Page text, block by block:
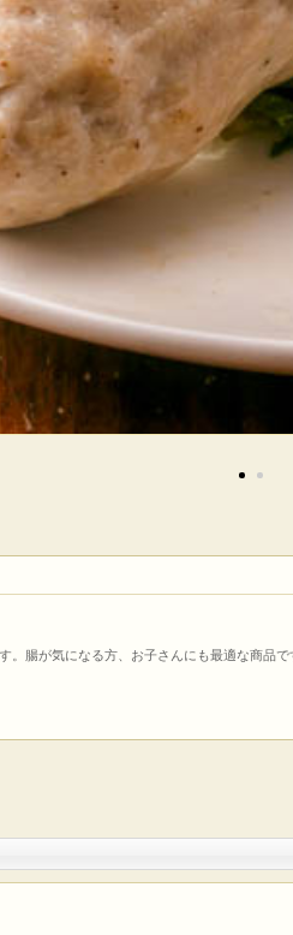
腸が気になる方、お子さんにも最適な商